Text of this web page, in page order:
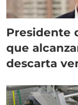
Presidente
que
descarta